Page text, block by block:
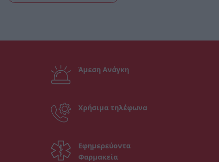
Άμεση Ανάγκη
Χρήσιμα τηλέφωνα
Εφημερεύοντα
Φαρμακεία